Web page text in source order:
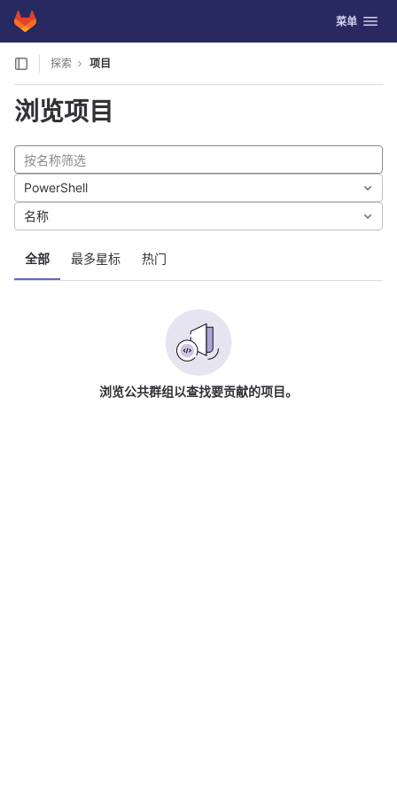
Skip to content
GitLab 切换导航
菜单
探索 项目
浏览项目
全部 最多星标 热门
PowerShell
名称
浏览公共群组以查找要贡献的项目。